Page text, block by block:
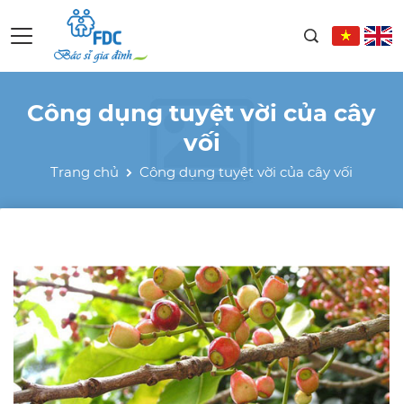
Công dụng tuyệt vời của cây
vối
Trang chủ Công dụng tuyệt vời của cây vối